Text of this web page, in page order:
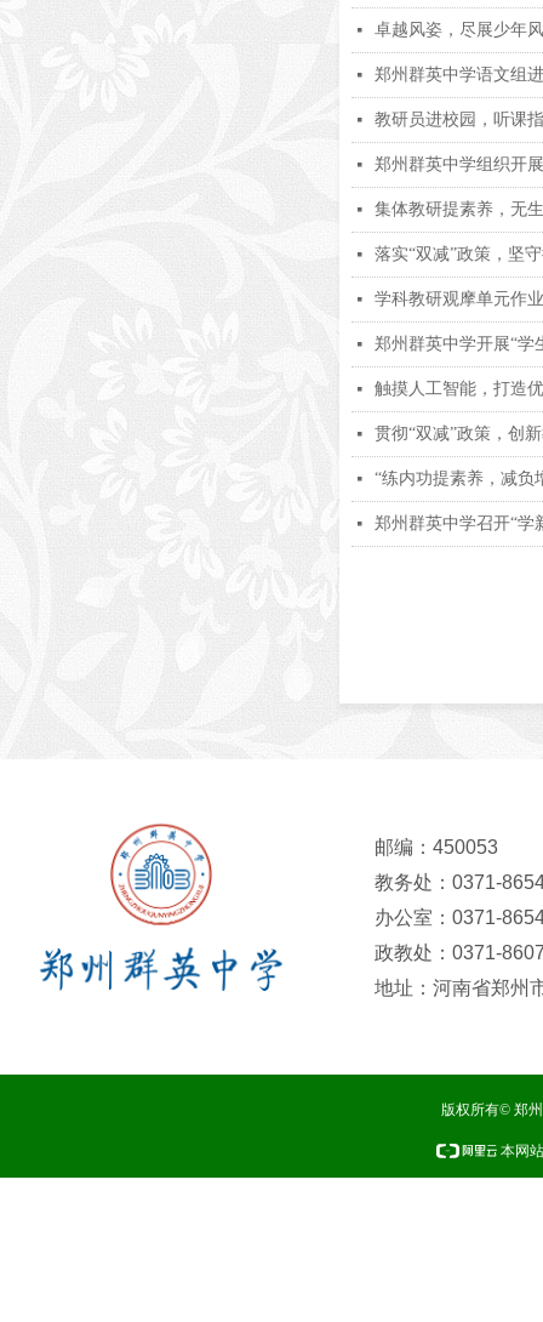
넷 卓越风姿，尽展少年
넷 郑州群英中学语文组
넷 教研员进校园，听课
넷 郑州群英中学组织开
넷 集体教研提素养，无
넷 落实“双减”政策，坚
넷 学科教研观摩单元作
넷 郑州群英中学开展“学
넷 触摸人工智能，打造
넷 贯彻“双减”政策，创
넷 “练内功提素养，减负
넷 郑州群英中学召开“学
邮编：450053
教务处：0371-
办公室：0371-
政教处：0371-
地址：河南省郑州
版权所有© 郑
本网